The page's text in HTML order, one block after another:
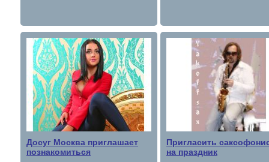
Досуг Москва приглашает
познакомиться
Пригласить
на праздник